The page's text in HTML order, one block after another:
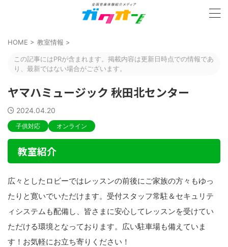
HOME > 教室情報 >
この記事にはPRが含まれます。掲載内容は更新日時点での情報であ
り、最新ではない場合がございます。
ヤマハミュージック 秋田北センター
2024.04.20
子供対応 オンライン
教室紹介
広々としたロビーではレッスンの前後にご家族の方々もゆっ
たりと寛いでいただけます。受付スタッフ常駐＆セキュリテ
ィシステムも配備し、皆さまに安心してレッスンを受けてい
ただける環境となっております。広い駐車場も備えていま
す！お気軽にお立ち寄りください！